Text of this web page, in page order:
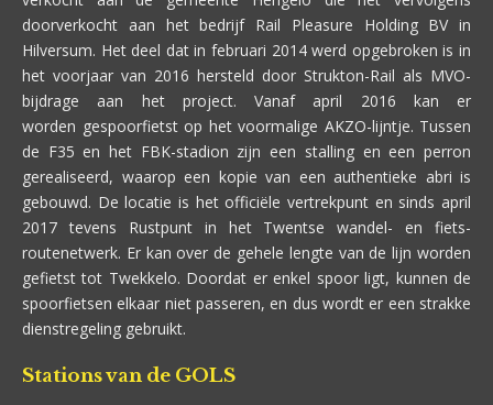
doorverkocht aan het bedrijf Rail Pleasure Holding BV in
Hilversum. Het deel dat in februari 2014 werd opgebroken is in
het voorjaar van 2016 hersteld door Strukton-Rail als MVO-
bijdrage aan het project. Vanaf april 2016 kan er
worden gespoorfietst op het voormalige AKZO-lijntje. Tussen
de F35 en het FBK-stadion zijn een stalling en een perron
gerealiseerd, waarop een kopie van een authentieke abri is
gebouwd. De locatie is het officiële vertrekpunt en sinds april
2017 tevens Rustpunt in het Twentse wandel- en fiets-
routenetwerk. Er kan over de gehele lengte van de lijn worden
gefietst tot Twekkelo. Doordat er enkel spoor ligt, kunnen de
spoorfietsen elkaar niet passeren, en dus wordt er een strakke
dienstregeling gebruikt.
Stations van de GOLS